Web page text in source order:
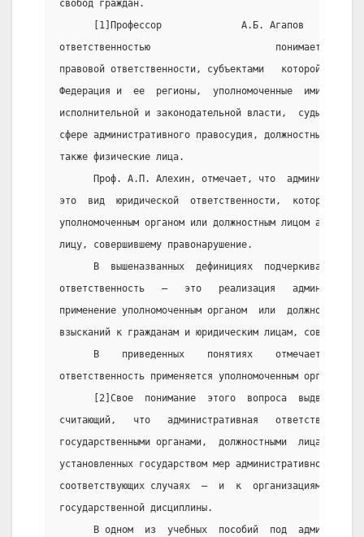
свобод граждан.
[1]Профессор              А.Б. Агапов
ответственностью                      понимает
правовой ответственности, субъектами   которой
Федерация и  ее  регионы,  уполномоченные  ими
исполнительной и законодательной власти,  суды,
сфере административного правосудия, должностные
также физические лица.
Проф. А.П. Алехин, отмечает, что
это  вид  юридической  ответственности,  которая
уполномоченным органом или должностным лицом
лицу, совершившему правонарушение.
В  вышеназванных  дефинициях  подчеркивается,
ответственность   —   это   реализация
применение уполномоченным органом  или  должностным
взысканий к гражданам и юридическим лицам,
В    приведенных    понятиях    отмечается,
ответственность применяется уполномоченным органом
[2]Свое  понимание  этого  вопроса  выдвигает
считающий,   что   административная
государственными органами,  должностными  лицами  и
установленных государством мер административного
соответствующих случаях  —  и  к  организациям  за
государственной дисциплины.
В одном  из  учебных  пособий  под